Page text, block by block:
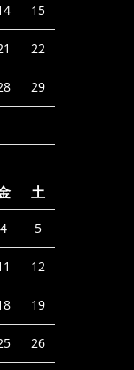
15
22
29
土
4 5
12
19
26